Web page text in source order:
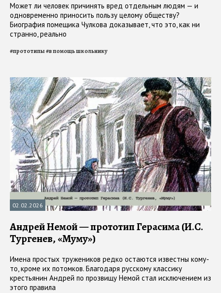
Может ли человек причинять вред отдельным людям — и
одновременно приносить пользу целому обществу?
Биография помещика Чулкова доказывает, что это, как ни
странно, реально
#прототипы#в помощь школьнику
02.02.2026
Андрей Немой — прототип Герасима (И.С.
Тургенев, «Муму»)
Имена простых тружеников редко остаются известны кому-
то, кроме их потомков. Благодаря русскому классику
крестьянин Андрей по прозвищу Немой стал исключением из
этого правила